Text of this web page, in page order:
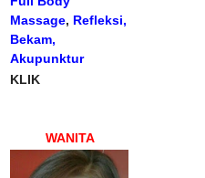
Massage, Refleksi,
Bekam,
Akupunktur
KLIK
WANITA